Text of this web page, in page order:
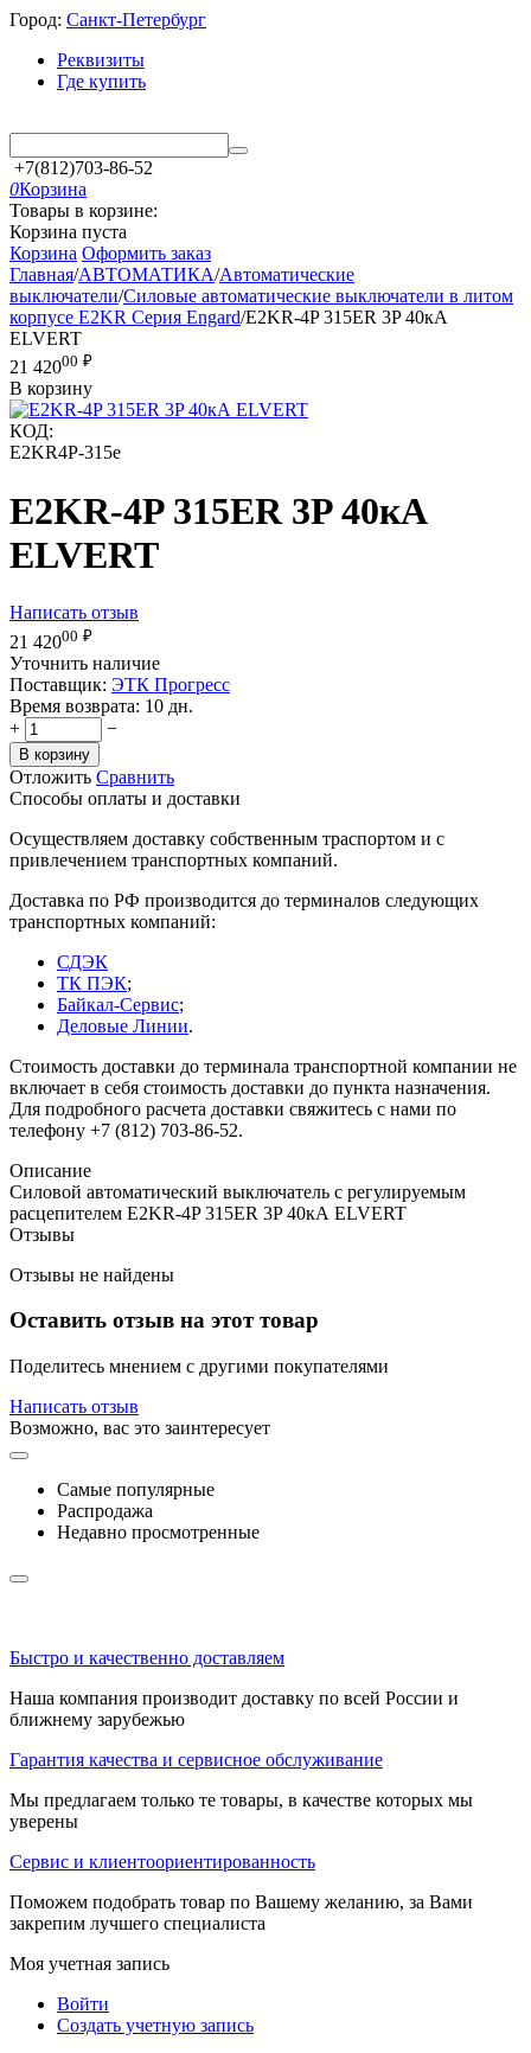
Город: Санкт-Петербург
Реквизиты
Где купить
+7(812)703-86-52
0Корзина
Товары в корзине:
Корзина пуста
Корзина Оформить заказ
Главная/АВТОМАТИКА/Автоматические
выключатели/Силовые автоматические выключатели в литом
корпусе E2KR Серия Engard/E2KR-4P 315ER 3P 40кА
ELVERT
21 42000 ₽
В корзину
КОД:
E2KR4P-315e
E2KR-4P 315ER 3P 40кА
ELVERT
Написать отзыв
21 42000 ₽
Уточнить наличие
Поставщик: ЭТК Прогресс
Время возврата: 10 дн.
+
−
В корзину
Отложить Сравнить
Способы оплаты и доставки
Осуществляем доставку собственным траспортом и с
привлечением транспортных компаний.
Доставка по РФ производится до терминалов следующих
транспортных компаний:
СДЭК
ТК ПЭК;
Байкал-Сервис;
Деловые Линии.
Стоимость доставки до терминала транспортной компании не
включает в себя стоимость доставки до пункта назначения.
Для подробного расчета доставки свяжитесь с нами по
телефону +7 (812) 703-86-52.
Описание
Силовой автоматический выключатель с регулируемым
расцепителем E2KR-4P 315ER 3P 40кА ELVERT
Отзывы
Отзывы не найдены
Оставить отзыв на этот товар
Поделитесь мнением с другими покупателями
Написать отзыв
Возможно, вас это заинтересует
Самые популярные
Распродажа
Недавно просмотренные
Быстро и качественно доставляем
Наша компания производит доставку по всей России и
ближнему зарубежью
Гарантия качества и сервисное обслуживание
Мы предлагаем только те товары, в качестве которых мы
уверены
Сервис и клиентоориентированность
Поможем подобрать товар по Вашему желанию, за Вами
закрепим лучшего специалиста
Моя учетная запись
Войти
Создать учетную запись